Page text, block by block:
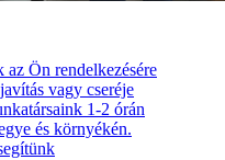
Ön rendelkezésére
vagy cseréje
1-2 órán
és környékén.